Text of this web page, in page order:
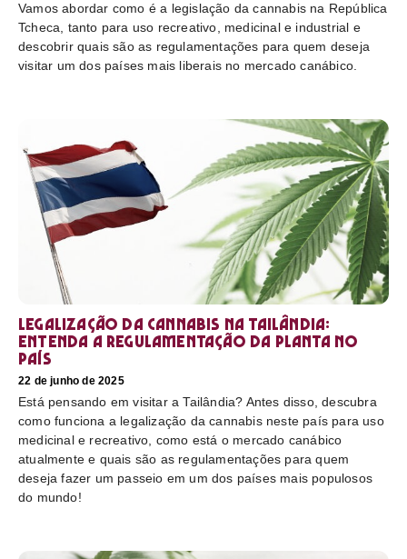
Vamos abordar como é a legislação da cannabis na República
Tcheca, tanto para uso recreativo, medicinal e industrial e
descobrir quais são as regulamentações para quem deseja
visitar um dos países mais liberais no mercado canábico.
Legalização da cannabis na Tailândia:
Entenda a regulamentação da planta no
país
22 de junho de 2025
Está pensando em visitar a Tailândia? Antes disso, descubra
como funciona a legalização da cannabis neste país para uso
medicinal e recreativo, como está o mercado canábico
atualmente e quais são as regulamentações para quem
deseja fazer um passeio em um dos países mais populosos
do mundo!